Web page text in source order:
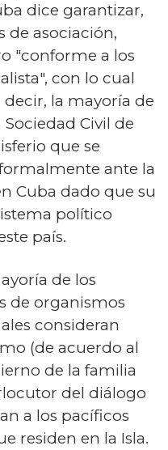
dice garantizar,
de asociación,
"conforme a los
con lo cual
la mayoría de
Civil de
que se
ante la
Cuba dado que su
político
país.
de los
de organismos
consideran
(de acuerdo al
de la familia
del diálogo
a los pacíficos
residen en la Isla.